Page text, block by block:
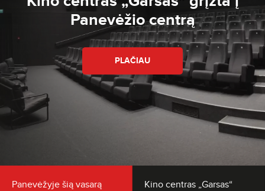
Panevėžio centrą
PLAČIAU
Panevėžyje šią vasarą
Kino centras „Garsas“